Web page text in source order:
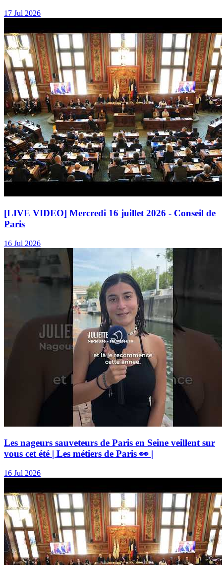
17 Jul 2026
[LIVE VIDEO] Mercredi 16 juillet 2026 - Conseil de
Paris
16 Jul 2026
Les nageurs sauveteurs de Paris en Seine veillent sur
vous cet été | Les métiers de Paris 👀 |
16 Jul 2026